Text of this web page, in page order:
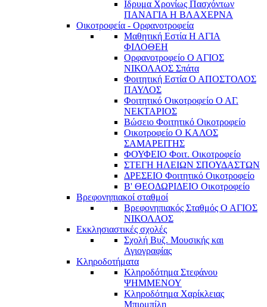
Ιδρυμα Χρονίως Πασχόντων
ΠΑΝΑΓΙΑ Η ΒΛΑΧΕΡΝΑ
Οικοτροφεία - Ορφανοτροφεία
Μαθητική Εστία Η ΑΓΙΑ
ΦΙΛΟΘΕΗ
Ορφανοτροφείο Ο ΑΓΙΟΣ
ΝΙΚΟΛΑΟΣ Σπάτα
Φοιτητική Εστία Ο ΑΠΟΣΤΟΛΟΣ
ΠΑΥΛΟΣ
Φοιτητικό Οικοτροφείο Ο ΑΓ.
ΝΕΚΤΑΡΙΟΣ
Βώσειο Φοιτητικό Οικοτροφείο
Οικοτροφείο Ο ΚΑΛΟΣ
ΣΑΜΑΡΕΙΤΗΣ
ΦΟΥΦΕΙΟ Φοιτ. Οικοτροφείο
ΣΤΕΓΗ ΗΛΕΙΩΝ ΣΠΟΥΔΑΣΤΩΝ
ΔΡΕΣΕΙΟ Φοιτητικό Οικοτροφείο
Β' ΘΕΟΔΩΡΙΔΕΙΟ Οικοτροφείο
Βρεφονηπιακοί σταθμοί
Βρεφονηπιακός Σταθμός Ο ΑΓΙΟΣ
ΝΙΚΟΛΑΟΣ
Εκκλησιαστικές σχολές
Σχολή Βυζ. Μουσικής και
Αγιογραφίας
Κληροδοτήματα
Κληροδότημα Στεφάνου
ΨΗΜΜΕΝΟΥ
Κληροδότημα Χαρίκλειας
Μπιρμπίλη